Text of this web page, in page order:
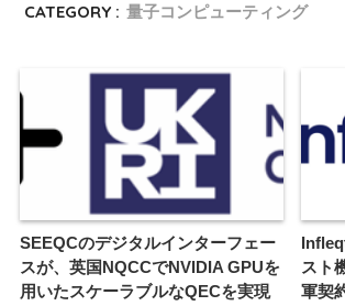
CATEGORY : 量子コンピューティング
SEEQCのデジタルインターフェー
スが、英国NQCCでNVIDIA GPUを
用いたスケーラブルなQECを実現
スト
軍契